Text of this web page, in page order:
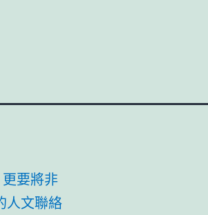
要將非
人文聯絡